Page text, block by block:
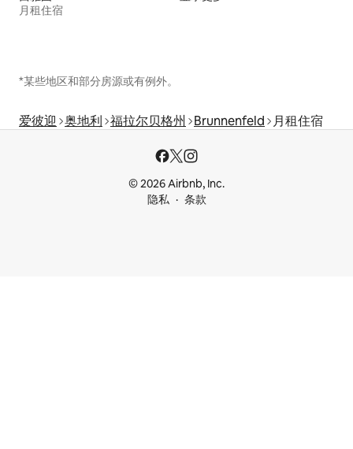
月租住宿
*某些地区和部分房源或有例外。
爱彼迎 奥地利 福拉尔贝格州 Brunnenfeld 月租住宿
© 2026 Airbnb, Inc.
隐私
条款